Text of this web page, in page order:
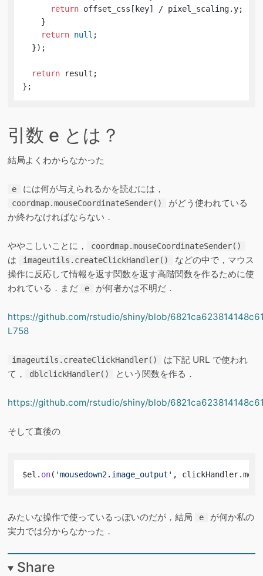
return offset_css[key] / pixel_scaling.y;
    }
return null ;
  });
return result;
};
引数 e とは？
結局よくわからなかった
e には何が与えられるかを読むには，
coordmap.mouseCoordinateSender()
がどう使われている
か終わなければならない．
ややこしいことに， coordmap.mouseCoordinateSender()
は imageutils.createClickHandler()
などの中で，マウス
操作に反応して情報を返す関数を返す高階関数を作るために使
われている．まだ
e が何者かは不明だ．
https://github.com/rstudio/shiny/blob/
L758
imageutils.createClickHandler()
は下記 URL で使われ
て，
dblclickHandler() という関数を作る．
https://github.com/rstudio/shiny/blob/
そして直後の
$el. on( 'mousedown2.image_output' , clickHandler.
みたいな操作で使っているっぽいのだが，結局 e
が何か私の
実力では分からなかった．
Share